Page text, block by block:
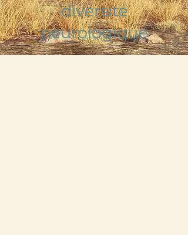
diversité
neurologique